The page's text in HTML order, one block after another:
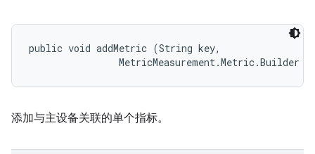
public void addMetric (String key,
MetricMeasurement.Metric.Builder
添加与主设备关联的单个指标。